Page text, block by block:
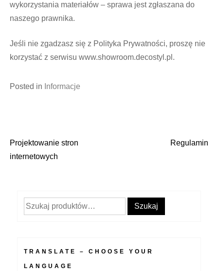
wykorzystania materiałów – sprawa jest zgłaszana do
naszego prawnika.
Jeśli nie zgadzasz się z Polityka Prywatności, proszę nie
korzystać z serwisu www.showroom.decostyl.pl.
Posted in Informacje
Nawigacja
Projektowanie stron
internetowych
Regulamin
Szukaj: Szukaj
TRANSLATE – CHOOSE YOUR
LANGUAGE